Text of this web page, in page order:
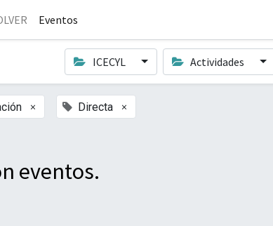
Eventos
ICECYL Actividades
× Directa ×
eventos.